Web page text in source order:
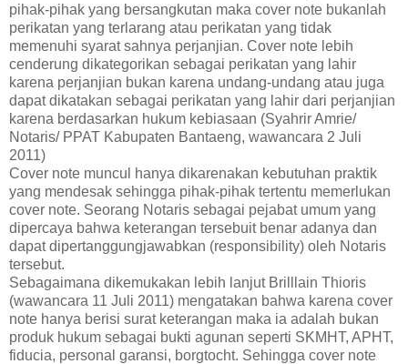
pihak-pihak yang bersangkutan maka cover note bukanlah
perikatan yang terlarang atau perikatan yang tidak
memenuhi syarat sahnya perjanjian. Cover note lebih
cenderung dikategorikan sebagai perikatan yang lahir
karena perjanjian bukan karena undang-undang atau juga
dapat dikatakan sebagai perikatan yang lahir dari perjanjian
karena berdasarkan hukum kebiasaan (Syahrir Amrie/
Notaris/ PPAT Kabupaten Bantaeng, wawancara 2 Juli
2011)
Cover note muncul hanya dikarenakan kebutuhan praktik
yang mendesak sehingga pihak-pihak tertentu memerlukan
cover note. Seorang Notaris sebagai pejabat umum yang
dipercaya bahwa keterangan tersebuit benar adanya dan
dapat dipertanggungjawabkan (responsibility) oleh Notaris
tersebut.
Sebagaimana dikemukakan lebih lanjut Brilllain Thioris
(wawancara 11 Juli 2011) mengatakan bahwa karena cover
note hanya berisi surat keterangan maka ia adalah bukan
produk hukum sebagai bukti agunan seperti SKMHT, APHT,
fiducia, personal garansi, borgtocht. Sehingga cover note